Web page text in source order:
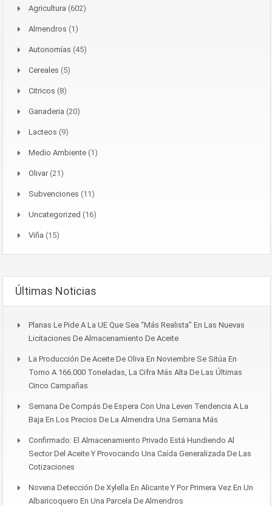
Agricultura (602)
Almendros (1)
Autonomías (45)
Cereales (5)
Citricos (8)
Ganaderia (20)
Lacteos (9)
Medio Ambiente (1)
Olivar(21)
Subvenciones (11)
Uncategorized (16)
Viña (15)
Últimas Noticias
Planas Le Pide A La UE Que Sea “más Realista” En Las Nuevas
Licitaciones De Almacenamiento De Aceite
La Producción De Aceite De Oliva En Noviembre Se Sitúa En
Torno A 166.000 Toneladas, La Cifra Más Alta De Las Últimas
Cinco Campañas
Semana De Compás De Espera Con Una Leven Tendencia A La
Baja En Los Precios De La Almendra Una Semana Más
Confirmado: El Almacenamiento Privado Está Hundiendo Al
Sector Del Aceite Y Provocando Una Caída Generalizada De Las
Cotizaciones
Novena Detección De Xylella En Alicante Y Por Primera Vez En Un
Albaricoquero En Una Parcela De Almendros